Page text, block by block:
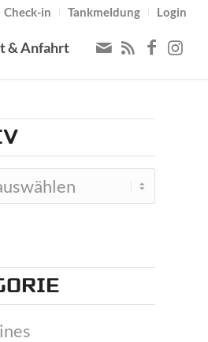
Check-in Tankmeldung Login
& Anfahrt